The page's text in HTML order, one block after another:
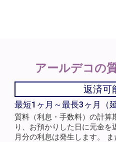
アールデコの
返済可
最短1ヶ月～最長3ヶ月（
質料（利息・手数料）の計算
り、お預かりした日に元金を
月分の利息は発生します。